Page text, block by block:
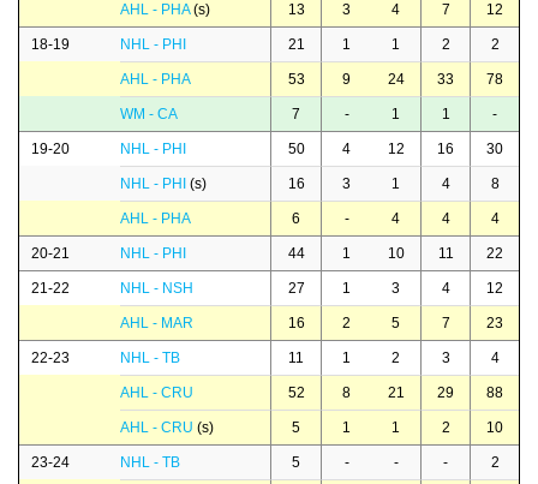
AHL - PHA(s) 13 3 4 7 12
18-19 NHL - PHI 21 1 1 2 2
AHL - PHA 53 9 24 33 78
WM - CA 7 - 1 1 -
19-20 NHL - PHI 50 4 12 16 30
NHL - PHI (s) 16 3 1 4 8
AHL - PHA 6 - 4 4 4
20-21 NHL - PHI 44 1 10 11 22
21-22 NHL - NSH 27 1 3 4 12
AHL - MAR 16 2 5 7 23
22-23 NHL - TB 11 1 2 3 4
AHL - CRU 52 8 21 29 88
AHL - CRU (s) 5 1 1 2 10
23-24 NHL - TB 5 - - - 2